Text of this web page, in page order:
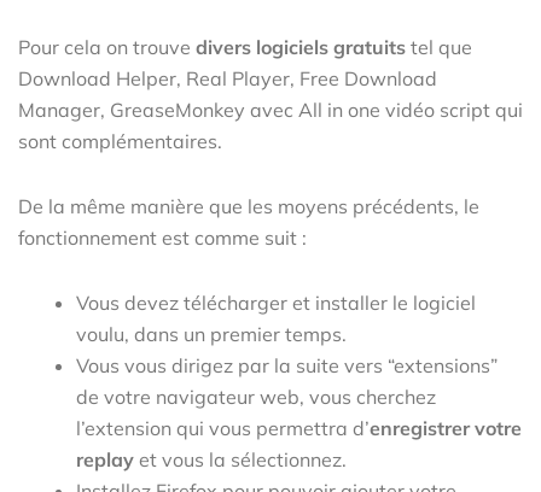
Pour cela on trouve divers logiciels gratuits tel que
Download Helper, Real Player, Free Download
Manager, GreaseMonkey avec All in one vidéo script qui
sont complémentaires.
De la même manière que les moyens précédents, le
fonctionnement est comme suit :
Vous devez télécharger et installer le logiciel
voulu, dans un premier temps.
Vous vous dirigez par la suite vers “extensions”
de votre navigateur web, vous cherchez
l’extension qui vous permettra d’enregistrer votre
replay et vous la sélectionnez.